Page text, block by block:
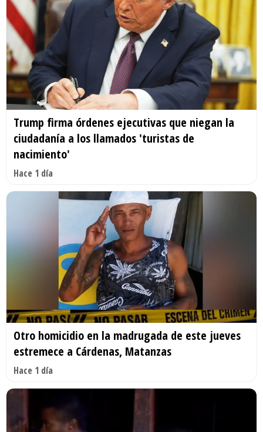
Trump firma órdenes ejecutivas que niegan la
ciudadanía a los llamados 'turistas de
nacimiento'
Hace 1 día
Otro homicidio en la madrugada de este jueves
estremece a Cárdenas, Matanzas
Hace 1 día